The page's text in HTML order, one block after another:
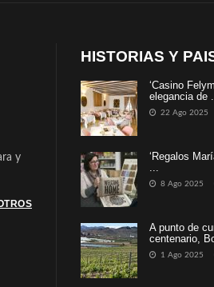
y
HISTORIAS Y
‘Casino
elegancia de
22 Ago 2025
‘Regalos
...
8 Ago 2025
A punto de
centenario,
1 Ago 2025